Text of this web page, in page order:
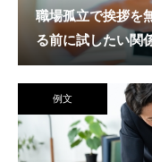
職場孤立で挨拶を
る前に試したい関
例文